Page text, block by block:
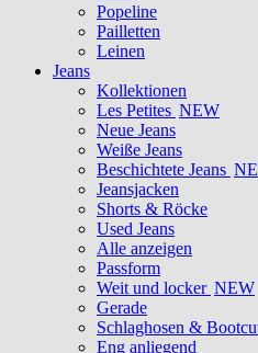
Popeline
Pailletten
Leinen
Jeans
Kollektionen
Les Petites NEW
Neue Jeans
Weiße Jeans
Beschichtete Jeans
Jeansjacken
Shorts & Röcke
Used Jeans
Alle anzeigen
Passform
Weit und locker NEW
Gerade
Schlaghosen &
Eng anliegend